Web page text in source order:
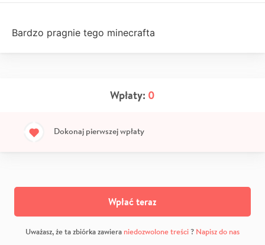
Bardzo pragnie tego minecrafta
Wpłaty: 0
Dokonaj pierwszej wpłaty
Wpłać teraz
Uważasz, że ta zbiórka zawiera niedozwolone treści? Napisz do nas